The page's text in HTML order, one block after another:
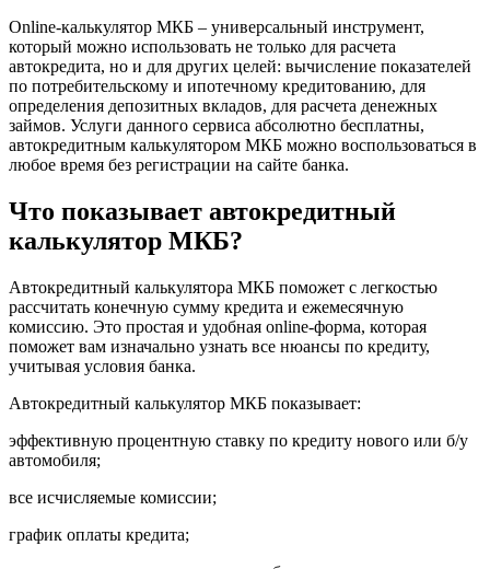
Online-калькулятор МКБ – универсальный инструмент,
который можно использовать не только для расчета
автокредита, но и для других целей: вычисление показателей
по потребительскому и ипотечному кредитованию, для
определения депозитных вкладов, для расчета денежных
займов. Услуги данного сервиса абсолютно бесплатны,
автокредитным калькулятором МКБ можно воспользоваться в
любое время без регистрации на сайте банка.
Что показывает автокредитный
калькулятор МКБ?
Автокредитный калькулятора МКБ поможет с легкостью
рассчитать конечную сумму кредита и ежемесячную
комиссию. Это простая и удобная online-форма, которая
поможет вам изначально узнать все нюансы по кредиту,
учитывая условия банка.
Автокредитный калькулятор МКБ показывает:
эффективную процентную ставку по кредиту нового или б/у
автомобиля;
все исчисляемые комиссии;
график оплаты кредита;